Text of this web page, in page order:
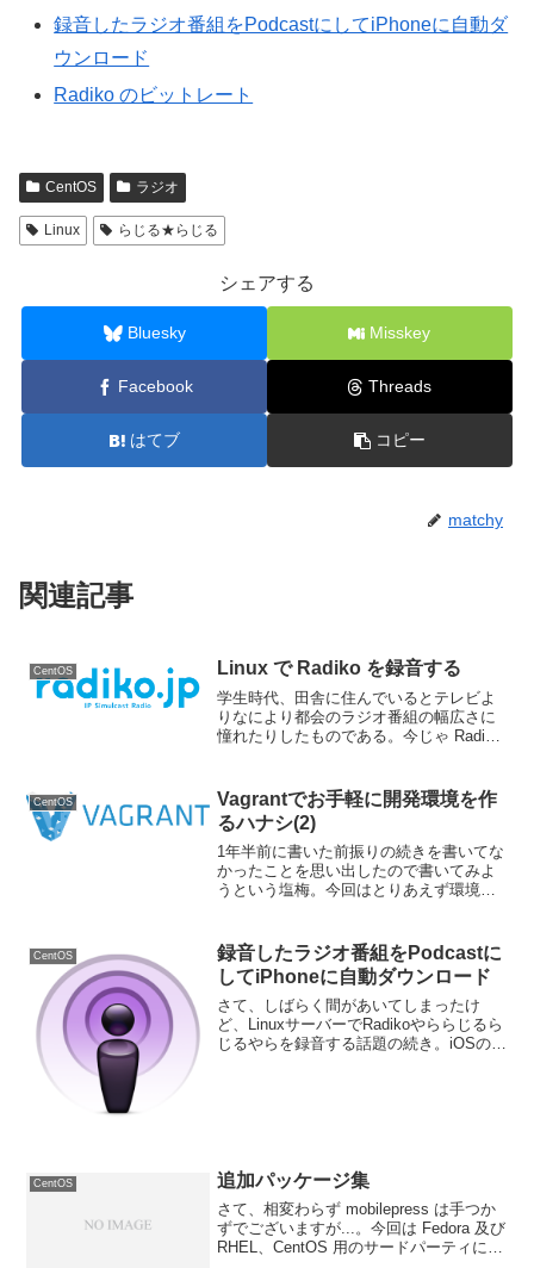
録音したラジオ番組をPodcastにしてiPhoneに自動ダ
ウンロード
Radiko のビットレート
CentOS ラジオ
Linux らじる★らじる
シェアする
Bluesky Misskey
Facebook Threads
はてブ コピー
matchy
関連記事
CentOS Linux で Radiko を録音する
学生時代、田舎に住んでいるとテレビよ
りなにより都会のラジオ番組の幅広さに
憧れたりしたものである。今じゃ Radiko
のラジオをエアチェックできるようにな
った。ああ、も...
CentOS
Vagrantでお手軽に開発環境を作
るハナシ(2)
1年半前に書いた前振りの続きを書いてな
かったことを思い出したので書いてみよ
うという塩梅。今回はとりあえず環境だ
インストールしよう。Li...
CentOS
録音したラジオ番組をPodcastに
してiPhoneに自動ダウンロード
さて、しばらく間があいてしまったけ
ど、LinuxサーバーでRadikoやららじるら
じるやらを録音する話題の続き。iOSの
CentOS 追加パッケージ集
さて、相変わらず mobilepress は手つか
ずでございますが...。今回は Fedora 及び
RHEL、CentOS 用のサードパーティによ